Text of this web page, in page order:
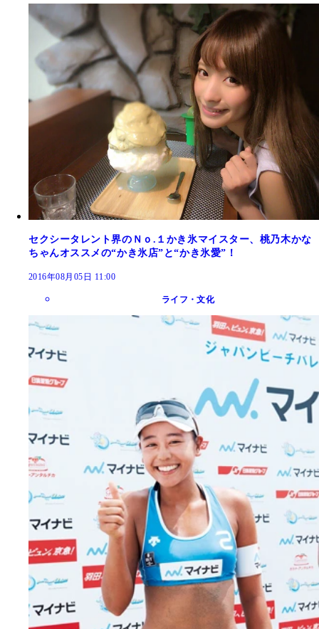
セクシータレント界のＮｏ.１かき氷マイスター、桃乃木かな
ちゃんオススメの“かき氷店”と“かき氷愛”！
2016年08月05日 11:00
ライフ・文化